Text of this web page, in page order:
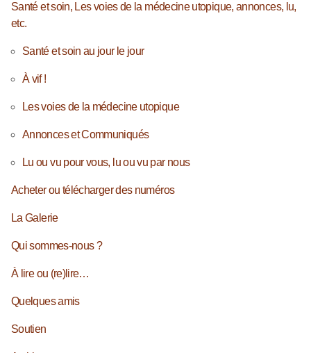
Santé et soin, Les voies de la médecine utopique, annonces, lu,
etc.
Santé et soin au jour le jour
À vif !
Les voies de la médecine utopique
Annonces et Communiqués
Lu ou vu pour vous, lu ou vu par nous
Acheter ou télécharger des numéros
La Galerie
Qui sommes-nous ?
À lire ou (re)lire…
Quelques amis
Soutien